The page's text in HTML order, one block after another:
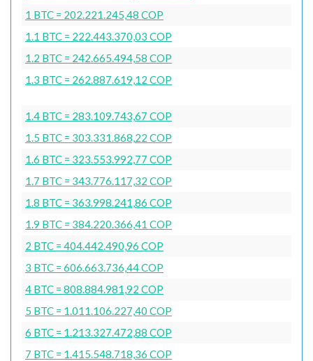
1 BTC = 202.221.245,48 COP
1.1 BTC = 222.443.370,03 COP
1.2 BTC = 242.665.494,58 COP
1.3 BTC = 262.887.619,12 COP
1.4 BTC = 283.109.743,67 COP
1.5 BTC = 303.331.868,22 COP
1.6 BTC = 323.553.992,77 COP
1.7 BTC = 343.776.117,32 COP
1.8 BTC = 363.998.241,86 COP
1.9 BTC = 384.220.366,41 COP
2 BTC = 404.442.490,96 COP
3 BTC = 606.663.736,44 COP
4 BTC = 808.884.981,92 COP
5 BTC = 1.011.106.227,40 COP
6 BTC = 1.213.327.472,88 COP
7 BTC = 1.415.548.718,36 COP